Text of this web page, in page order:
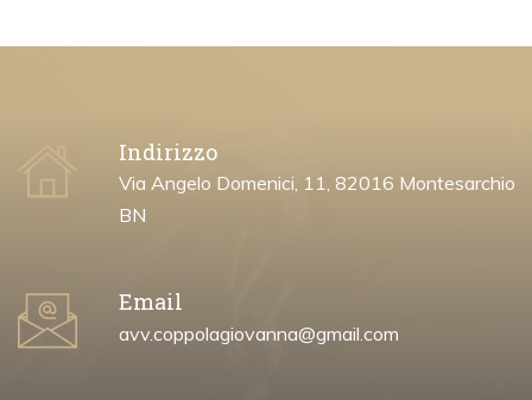
Indirizzo
Via Angelo Domenici, 11, 82016 Montesarchio
BN
Email
avv.coppolagiovanna@gmail.com